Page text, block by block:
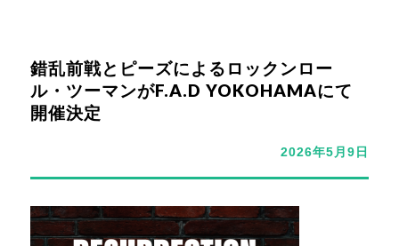
錯乱前戦とピーズによるロックンロー
ル・ツーマンがF.A.D YOKOHAMAにて
開催決定
2026年5月9日